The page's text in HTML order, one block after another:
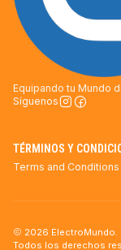
Equipando tu Mundo
Síguenos
TÉRMINOS Y
Terms and Conditions
2026 ElectroMundo.
Todos los derechos